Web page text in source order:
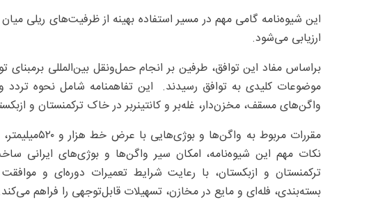
این شیوه‌نامه گامی مهم در مسیر استفاده بهینه از ظرفیت‌های ریلی
ارزیابی می‌شود.
براساس مفاد این توافق، طرفین بر انجام حمل‌ونقل بین‌المللی
موضوعات کلیدی به توافق رسیدند. این تفاهمنامه شامل نحوه
واگن‌های مسقف، مخزن‌دار، غله‌بر و کانتینربر در خاک ترکمنستان و
مقررات مربوط
ترکمنستان و ازبکستان، با رعایت شرایط تعمیرات دوره‌ای و
بسته‌بندی، فله‌ای و مایع در مخازن، تسهیلات قابل‌توجهی را فراهم